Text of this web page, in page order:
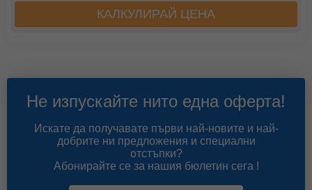
КАЛКУЛИРАЙ ЦЕНА
Не изпускайте нито една оферта!
Искате да получавате първи най-новите и най-
добрите ни предложения и специални
отстъпки?
Абонирайте се за нашия бюлетин сега !